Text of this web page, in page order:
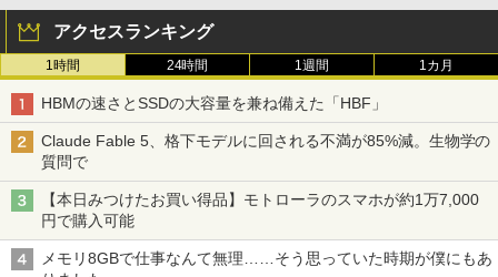
￥1,117
by Amazon 炭酸水 ラベルレス 500ml ×24本
強炭酸水 ペットボトル 500ミリリットル (Sm
art Basic)
￥1,625
コカ・コーラ やかんの麦茶 from 爽健美茶 ラ
￥594
HUNTER×HUNTER モノクロ版 39 (ジャンプ
コミックスDIGITAL)
￥572
版ビッグガンガンコミックス)
e付・整備済み品・富士通 ARROWS Tab
Q508 文教モデル 10.1型 WUXGA タブレ
ットPC (Atom / 4GB / 128GB / Window
s 11 & Office 2019 搭載) 本体＋専用キ
￥9,800
3
【期間限定破格金額！】新生活 新古品 W
付き 初心者向けノートPC 初期設定済 1
5.6型 インテル高速CPU ランダムで発送
コン デスクトップパソコン
￥49,999
3
DELL Optiplex 7090 2500SFF (Win11x
64) 中古 Core i7-2.5GHz(11700)/メモリ
2年頃購入
スピーカー内蔵 綺麗な鮮明画像 【中古】
送料無料
￥6,500
3
【中古】その他メーカー モバイルモニタ
￥7,235
3
月刊少女野崎くん（18）特装版 セレク
ト小冊子「堀と鹿島編」付き （SEコミッ
クスプレミアム） [ 椿いづみ ]
￥1,650
習参考書 問題集 プリント ドリル 手先 て
さき 遊び「はじめての七田式プリント」
アクセスランキング
1時間 24時間 1週間 1カ月
HBMの速さとSSDの大容量を兼ね備えた「HBF」
Claude Fable 5、格下モデルに回される不満が85%減。生物学の
質問で
【本日みつけたお買い得品】モトローラのスマホが約1万7,000
円で購入可能
メモリ8GBで仕事なんて無理……そう思っていた時期が僕にもあ